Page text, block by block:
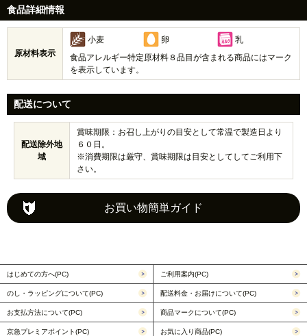
食品詳細情報
原材料表示
小麦 卵
乳
食品アレルギー特定原材料８品目が含まれる商品にはマーク
を表示しています。
配送について
配送除外地
域
賞味期限：お召し上がりの目安として常温で製造日より
６０日。
※消費期限は厳守、賞味期限は目安としてしてご利用下
さい。
お買い物簡単ガイド
はじめての方へ(PC) ご利用案内(PC)
のし・ラッピングについて(PC) 配送料金・お届けについて(PC)
お支払方法について(PC) 商品マークについて(PC)
京急プレミアポイント(PC) お気に入り商品(PC)